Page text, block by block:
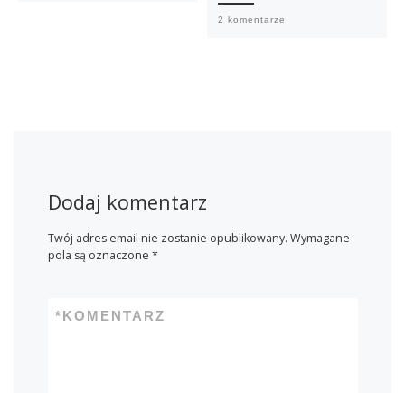
2 komentarze
Dodaj komentarz
Twój adres email nie zostanie opublikowany. Wymagane
pola są oznaczone *
KOMENTARZ
*